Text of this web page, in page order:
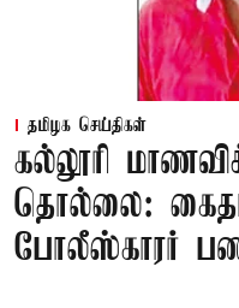
தமிழக செய்திகள்
கல்லூரி
தொல்லை:
போலீஸ்காரர்